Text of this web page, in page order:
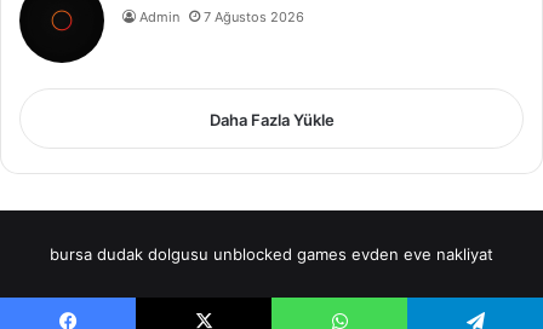
Admin 7 Ağustos 2026
Daha Fazla Yükle
bursa dudak dolgusu unblocked games evden eve nakliyat